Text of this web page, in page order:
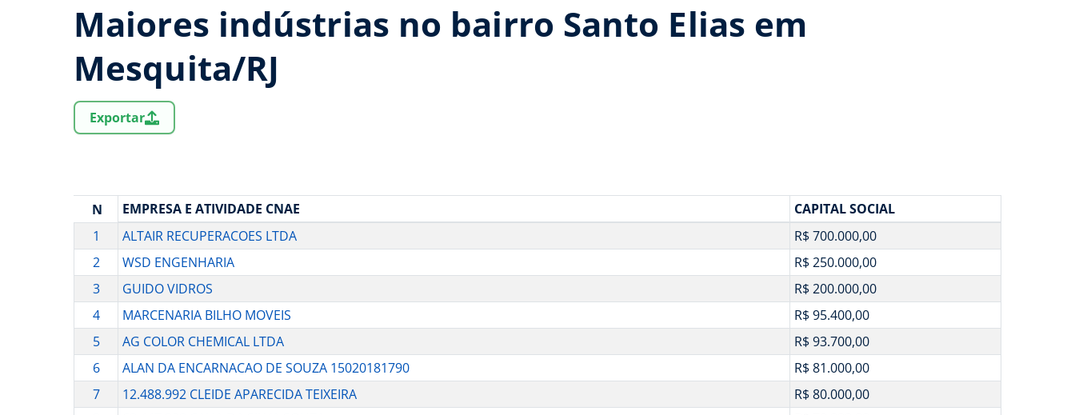
Maiores indústrias no bairro Santo Elias em
Mesquita/RJ
Exportar
N EMPRESA E ATIVIDADE CNAE
CAPITAL SOCIAL
1
ALTAIR RECUPERACOES LTDA
R$ 700.000,00
2
WSD ENGENHARIA
R$ 250.000,00
3
GUIDO VIDROS
R$ 200.000,00
4
MARCENARIA BILHO MOVEIS
R$ 95.400,00
5
AG COLOR CHEMICAL LTDA
R$ 93.700,00
6
ALAN DA ENCARNACAO DE SOUZA 15020181790
R$ 81.000,00
7
12.488.992 CLEIDE APARECIDA TEIXEIRA
R$ 80.000,00